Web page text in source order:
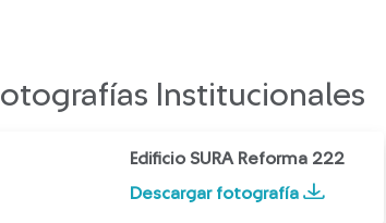
Institucionales
Edificio SURA Reforma 222
Descargar fotografía